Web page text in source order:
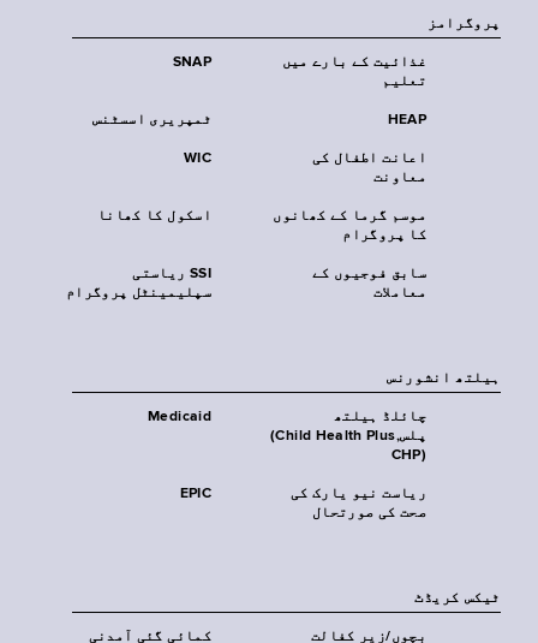
پروگرامز
SNAP
غذائیت کے بارے میں
تعلیم
ٹمپریری اسسٹنس HEAP
WIC
اعانت اطفال کی
معاونت
اسکول کا کھانا
موسم گرما کے کھانوں
کا پروگرام
SSI ریاستی
سپلیمینٹل پروگرام
سابق فوجیوں کے
معاملات
‏ہیلتھ انشورنس
Medicaid
چائلڈ ہیلتھ
پلس‎(Child Health Plus,
CHP)‎
EPIC
ریاست نیو یارک کی
صحت کی صورتحال
ٹیکس کریڈٹ
کمائی گئی آمدنی
بچوں/زیر کفالت